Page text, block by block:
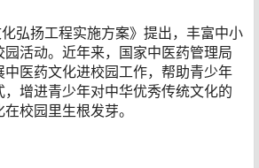
化弘扬工程实施方案》提出，丰富中小
活动。近年来，国家中医药管理局
医药文化进校园工作，帮助青少年
增进青少年对中华优秀传统文化的
校园里生根发芽。